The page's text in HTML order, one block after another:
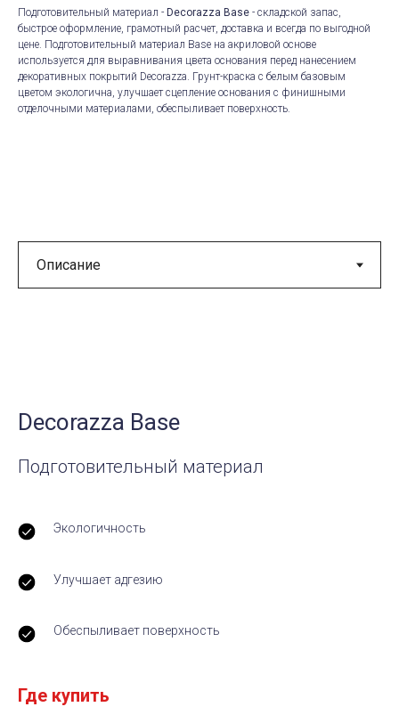
Подготовительный материал - Decorazza Base - складской запас,
быстрое оформление, грамотный расчет, доставка и всегда по выгодной
цене. Подготовительный материал Base на акриловой основе
используется для выравнивания цвета основания перед нанесением
декоративных покрытий Decorazza. Грунт-краска с белым базовым
цветом экологична, улучшает сцепление основания с финишными
отделочными материалами, обеспыливает поверхность.
Decorazza Base
Подготовительный материал
Экологичность
Улучшает адгезию
Обеспыливает поверхность
Где купить